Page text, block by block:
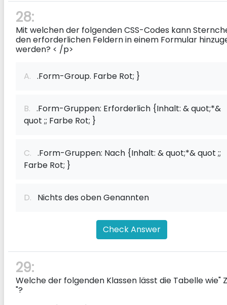
28:
Mit welchen der folgenden CSS-Codes kann
den erforderlichen Feldern in einem Formular
werden? < /p>
A. .Form-Group. Farbe Rot; }
B. .Form-Gruppen: Erforderlich {Inhalt: & quot;*&
quot ;; Farbe Rot; }
C. .Form-Gruppen: Nach {Inhalt: & quot;*& quot ;;
Farbe Rot; }
D. Nichts des oben Genannten
Check Answer
29:
Welche der folgenden Klassen lässt die Tabelle wie"
"?